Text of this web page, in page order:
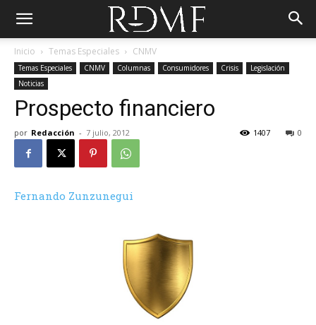
Inicio Temas Especiales CNMV
Temas Especiales CNMV Columnas Consumidores Crisis
Legislación
Noticias
Prospecto financiero
por Redacción - 7 julio, 2012 0
1407
Fernando Zunzunegui